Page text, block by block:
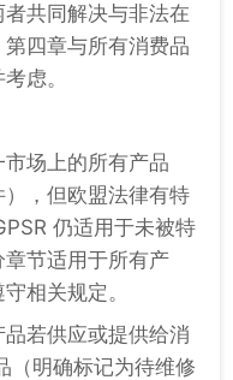
共同解决与非法在
四章与所有消费品
虑。
场上的所有产品
），但欧盟法律有特
仍适用于未被特
节适用于所有产
相关规定。
若供应或提供给消
（明确标记为待维修